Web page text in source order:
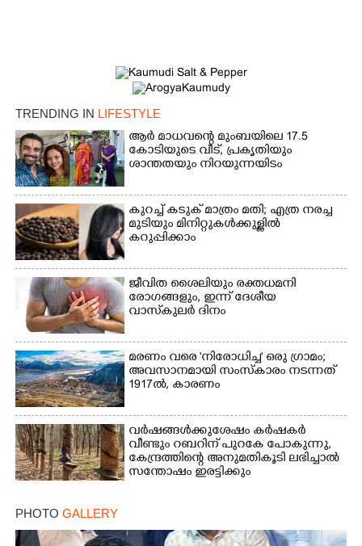
TRENDING IN LIFESTYLE
ആർ മാധവന്റെ മുംബയിലെ 17.5
കോടിയുടെ വീട്,​ പ്രകൃതിയും
ശാന്തതയും നിറയുന്നയിടം
കുറച്ച് കടുക് മാത്രം മതി; എത്ര നരച്ച
മുടിയും മിനിറ്റുകൾക്കുള്ളിൽ
കറുപ്പിക്കാം
ജീവിത ശൈലിയും രക്തധമനി
രോഗങ്ങളും, ഇന്ന് ദേശീയ
വാസ്‌കുലര്‍ ദിനം
മരണം വരെ 'നിരോധിച്ച' ഒരു ഗ്രാമം;
അവസാനമായി സംസ്കാരം നടന്നത്
1917ൽ, കാരണം
വർഷങ്ങൾക്കുശേഷം കർഷകർ
വീണ്ടും റബറിന് പുറകേ പോകുന്നു,
കേന്ദ്രത്തിന്റെ അനുമതികൂടി ലഭിച്ചാൽ
സന്തോഷം ഇരട്ടിക്കും
PHOTO GALLERY
Copy Link